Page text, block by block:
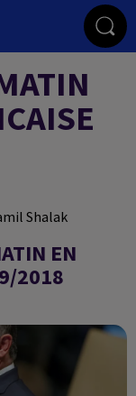
Shalak
EN
2018